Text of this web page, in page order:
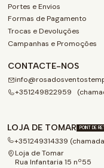
Portes e Envios
Formas de Pagamento
Trocas e Devoluções
Campanhas e Promoções
CONTACTE-NOS
+351249822959
LOJA DE TOMAR POINT DE
+351249314339
Loja de Tomar
Rua Infantaria 15 nº55